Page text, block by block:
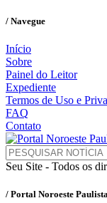
/ Navegue
Início
Sobre
Painel do Leitor
Expediente
Termos de Uso e
FAQ
Contato
Seu Site - Todos os
/ Portal Noroeste